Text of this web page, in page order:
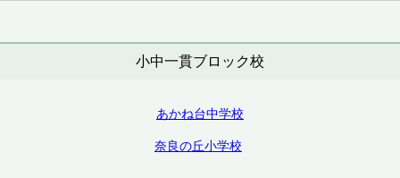
小中一貫ブロック校
あかね台中学校
奈良の丘小学校